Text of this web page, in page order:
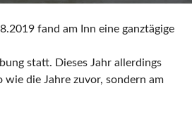
fand am Inn eine ganztägige
statt. Dieses Jahr allerdings
wie die Jahre zuvor, sondern am